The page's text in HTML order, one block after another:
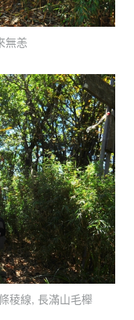
無恙
稜線, 長滿山毛櫸